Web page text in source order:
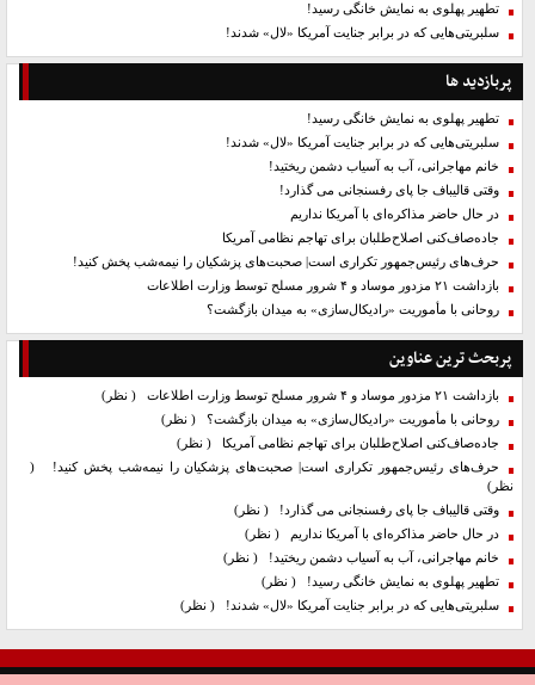
تطهیر پهلوی به نمایش خانگی رسید!
سلبریتی‌هایی که در برابر جنایت آمریکا «لال» شدند!
پربازدید ها
تطهیر پهلوی به نمایش خانگی رسید!
سلبریتی‌هایی که در برابر جنایت آمریکا «لال» شدند!
خانم مهاجرانی، آب به آسیاب دشمن ریختید!
وقتی قالیباف جا پای رفسنجانی می گذارد!
در حال حاضر مذاکره‌ای با آمریکا نداریم
جاده‌صاف‌کنی اصلاح‌طلبان برای تهاجم نظامی آمریکا
حرف‌های رئیس‌جمهور تکراری است| صحبت‌های پزشکیان را نیمه‌شب پخش کنید!
بازداشت ۲۱ مزدور موساد و ۴ شرور مسلح توسط وزارت اطلاعات
روحانی با مأموریت «رادیکال‌سازی» به میدان بازگشت؟
پربحث ترین عناوین
بازداشت ۲۱ مزدور موساد و ۴ شرور مسلح توسط وزارت اطلاعات
( نظر)
روحانی با مأموریت «رادیکال‌سازی» به میدان بازگشت؟ ( نظر)
جاده‌صاف‌کنی اصلاح‌طلبان برای تهاجم نظامی آمریکا
( نظر)
حرف‌های رئیس‌جمهور تکراری است| صحبت‌های پزشکیان را نیمه‌شب پخش کنید!
(
نظر)
وقتی قالیباف جا پای رفسنجانی می گذارد! ( نظر)
در حال حاضر مذاکره‌ای با آمریکا نداریم
( نظر)
خانم مهاجرانی، آب به آسیاب دشمن ریختید! ( نظر)
تطهیر پهلوی به نمایش خانگی رسید! ( نظر)
سلبریتی‌هایی که در برابر جنایت آمریکا «لال» شدند! ( نظر)